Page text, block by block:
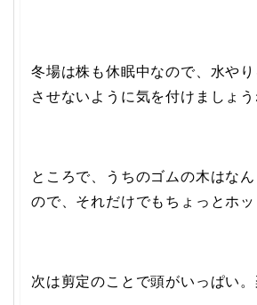
冬場は株も休眠中なので、水や
させないように気を付けましょう
ところで、うちのゴムの木はな
ので、それだけでもちょっとホッ
次は剪定のことで頭がいっぱい